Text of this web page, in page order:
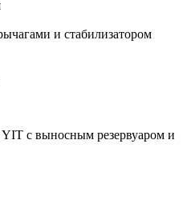
и стабилизатором
с выносным резервуаром и